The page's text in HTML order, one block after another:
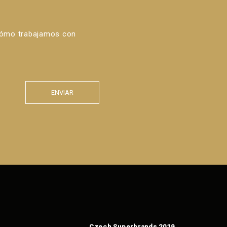
trabajamos con
ENVIAR